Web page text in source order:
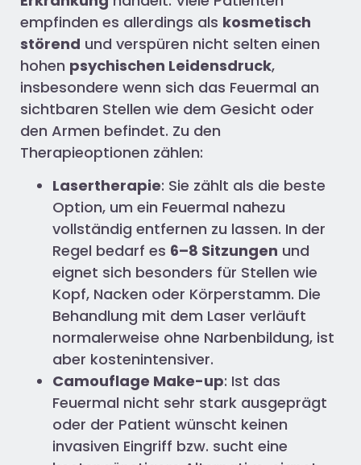
empfinden es allerdings als kosmetisch
störend und verspüren nicht selten einen
hohen psychischen Leidensdruck,
insbesondere wenn sich das Feuermal an
sichtbaren Stellen wie dem Gesicht oder
den Armen befindet. Zu den
Therapieoptionen zählen:
Lasertherapie: Sie zählt als die beste
Option, um ein Feuermal nahezu
vollständig entfernen zu lassen. In der
Regel bedarf es 6–8 Sitzungen und
eignet sich besonders für Stellen wie
Kopf, Nacken oder Körperstamm. Die
Behandlung mit dem Laser verläuft
normalerweise ohne Narbenbildung, ist
aber kostenintensiver.
Camouflage Make-up: Ist das
Feuermal nicht sehr stark ausgeprägt
oder der Patient wünscht keinen
invasiven Eingriff bzw. sucht eine